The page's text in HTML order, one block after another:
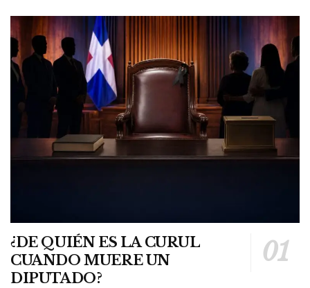
¿DE QUIÉN ES LA CURUL
CUANDO MUERE UN
DIPUTADO?